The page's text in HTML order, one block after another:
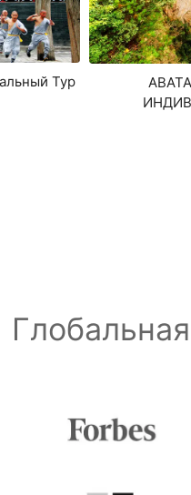
Тур